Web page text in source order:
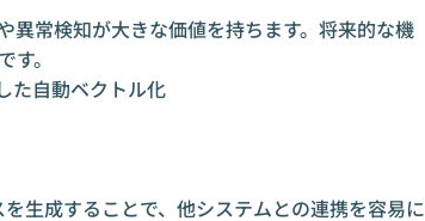
異常検知が大きな価値を持ちます。将来的な機
。
た自動ベクトル化
生成することで、他システムとの連携を容易に